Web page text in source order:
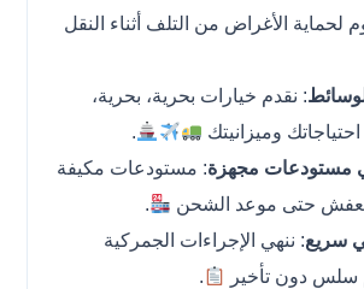
لحماية الأغراض من التلف أثناء النقل
: نقدم خيارات بحرية، بحرية،
وميزانيتك
.
مستودعات مجهزة: مستودعات مكيفة
حتى موعد الشحن
.
سريع: ننهي الإجراءات الجمركية
سلس دون تأخير
.